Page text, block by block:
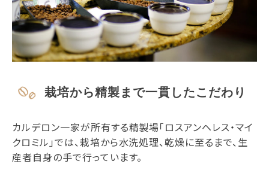
栽培から精製まで一貫したこだわり
カルデロン一家が所有する精製場「ロスアンヘレス・マイ
クロミル」では、栽培から水洗処理、乾燥に至るまで、生
産者自身の手で行っています。